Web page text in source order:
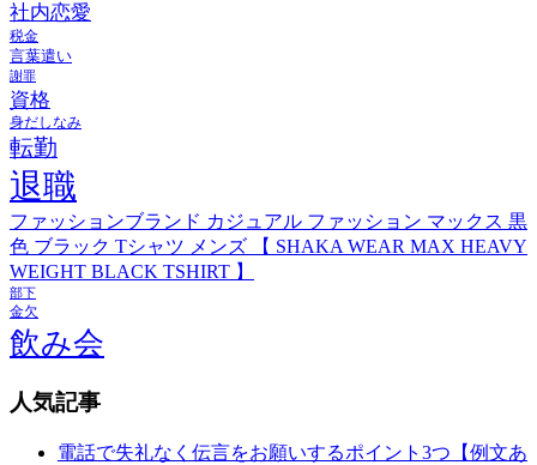
社内恋愛
税金
言葉遣い
謝罪
資格
身だしなみ
転勤
退職
ファッションブランド カジュアル ファッション マックス 黒
色 ブラック Tシャツ メンズ 【 SHAKA WEAR MAX HEAVY
WEIGHT BLACK TSHIRT 】
部下
金欠
飲み会
人気記事
電話で失礼なく伝言をお願いするポイント3つ【例文あ